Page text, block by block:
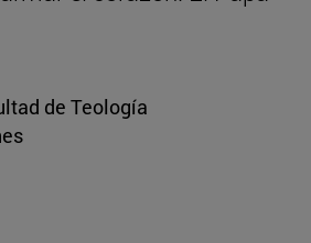
de Teología